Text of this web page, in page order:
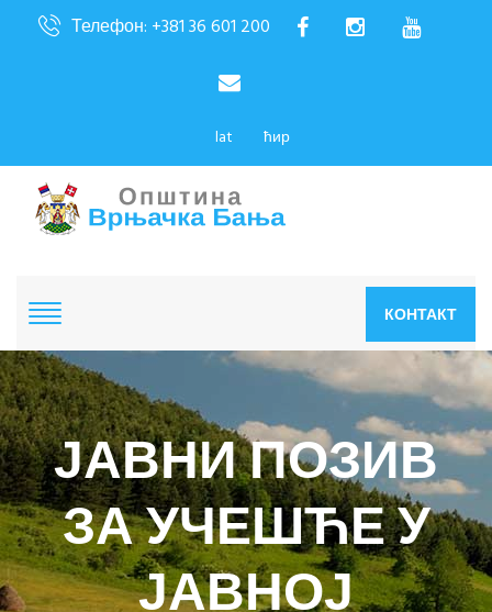
Телефон: +381 36 601 200
lat ћир
КОНТАКТ
ЈАВНИ ПОЗИВ
ЗА УЧЕШЋЕ У
ЈАВНОЈ